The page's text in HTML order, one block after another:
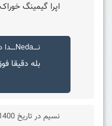
اپرا گیمینگ
نــــNedaــــدا
بله دقیقا
نسیم در تاریخ 1400\/06\/30 :